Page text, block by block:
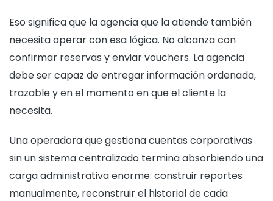
Eso significa que la agencia que la atiende también
necesita operar con esa lógica. No alcanza con
confirmar reservas y enviar vouchers. La agencia
debe ser capaz de entregar información ordenada,
trazable y en el momento en que el cliente la
necesita.
Una operadora que gestiona cuentas corporativas
sin un sistema centralizado termina absorbiendo una
carga administrativa enorme: construir reportes
manualmente, reconstruir el historial de cada